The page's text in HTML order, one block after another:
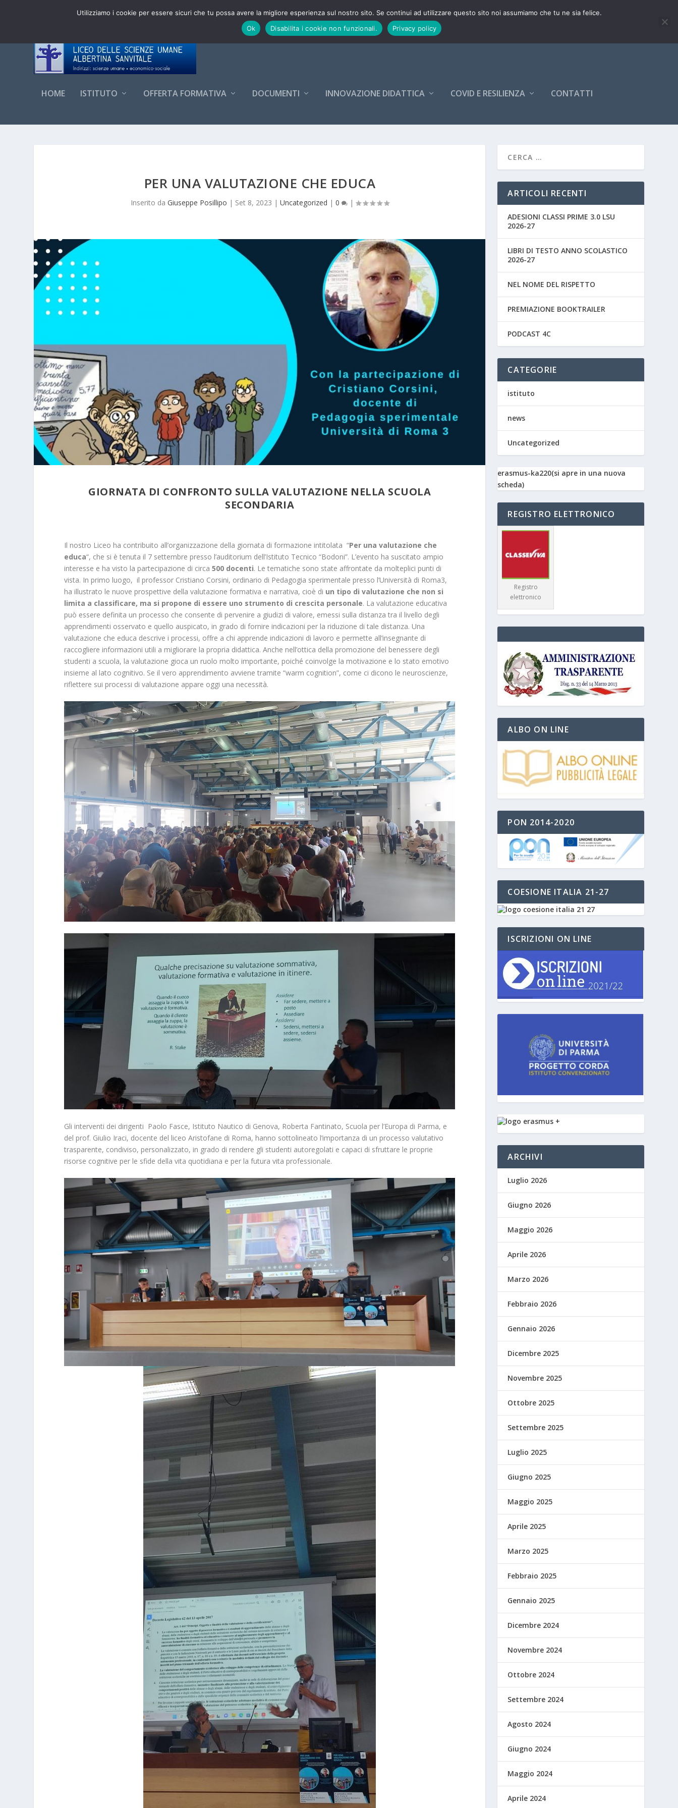
DI TENDENZA: ADESIONI CLASSI PRIME 3.0 LSU 2026-27
HOME ISTITUTO OFFERTA FORMATIVA DOCUMENTI INNOVAZIONE DIDATTICA COVID E RESILIENZA CONTATTI
PER UNA VALUTAZIONE CHE EDUCA
Inserito da Giuseppe Posillipo | Set 8, 2023 | Uncategorized | 0 |
GIORNATA DI CONFRONTO SULLA VALUTAZIONE NELLA SCUOLA
SECONDARIA
Il nostro Liceo ha contribuito all’organizzazione della giornata di formazione intitolata “Per una valutazione che
educa“, che si è tenuta il 7 settembre presso l’auditorium dell’Istituto Tecnico “Bodoni”. L’evento ha suscitato ampio
interesse e ha visto la partecipazione di circa500 docenti. Le tematiche sono state affrontate da molteplici punti di
vista. In primo luogo, il professor Cristiano Corsini, ordinario di Pedagogia sperimentale presso l’Università di Roma3,
ha illustrato le nuove prospettive della valutazione formativa e narrativa, cioè di un tipo di valutazione che non si
limita a classificare, ma si propone di essere uno strumento di crescita personale. La valutazione educativa
può essere definita un processo che consente di pervenire a giudizi di valore, emessi sulla distanza tra il livello degli
apprendimenti osservato e quello auspicato, in grado di fornire indicazioni per la riduzione di tale distanza. Una
valutazione che educa descrive i processi, offre a chi apprende indicazioni di lavoro e permette all’insegnante di
raccogliere informazioni utili a migliorare la propria didattica. Anche nell’ottica della promozione del benessere degli
studenti a scuola, la valutazione gioca un ruolo molto importante, poiché coinvolge la motivazione e lo stato emotivo
insieme al lato cognitivo. Se il vero apprendimento avviene tramite “warm cognition”, come ci dicono le neuroscienze,
riflettere sui processi di valutazione appare oggi una necessità.
Gli interventi dei dirigenti Paolo Fasce, Istituto Nautico di Genova, Roberta Fantinato, Scuola per l’Europa di Parma, e
del prof. Giulio Iraci, docente del liceo Aristofane di Roma, hanno sottolineato l’importanza di un processo valutativo
trasparente, condiviso, personalizzato, in grado di rendere gli studenti autoregolati e capaci di sfruttare le proprie
risorse cognitive per le sfide della vita quotidiana e per la futura vita professionale.
ARTICOLI RECENTI
ADESIONI CLASSI PRIME 3.0 LSU
2026-27
LIBRI DI TESTO ANNO SCOLASTICO
2026-27
NEL NOME DEL RISPETTO
PREMIAZIONE BOOKTRAILER
PODCAST 4C
CATEGORIE
istituto
news
Uncategorized
erasmus-ka220(si apre in una nuova
scheda)
REGISTRO ELETTRONICO
Registro
elettronico
ALBO ON LINE
PON 2014-2020
COESIONE ITALIA 21-27
ISCRIZIONI ON LINE
ARCHIVI
Luglio 2026
Giugno 2026
Maggio 2026
Aprile 2026
Marzo 2026
Febbraio 2026
Gennaio 2026
Dicembre 2025
Novembre 2025
Ottobre 2025
Settembre 2025
Luglio 2025
Giugno 2025
Maggio 2025
Aprile 2025
Marzo 2025
Febbraio 2025
Gennaio 2025
Dicembre 2024
Novembre 2024
Ottobre 2024
Settembre 2024
Agosto 2024
Giugno 2024
Maggio 2024
Aprile 2024
Utilizziamo i cookie per essere sicuri che tu possa avere la migliore esperienza sul nostro sito. Se continui ad utilizzare questo sito noi assumiamo che tu ne sia felice.
Ok
Disabilita i cookie non funzionali. Privacy policy